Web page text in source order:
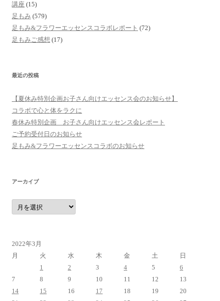
講座 (15)
足もみ (579)
足もみ&フラワーエッセンスコラボレポート (72)
足もみご感想 (17)
最近の投稿
【夏休み特別企画お子さん向けエッセンス会のお知らせ】
コラボで心と体をラクに
春休み特別企画 お子さん向けエッセンス会レポート
ご予約受付日のお知らせ
足もみ&フラワーエッセンスコラボのお知らせ
アーカイブ
ア
ー
カ
2022年3月
月
火 水 木 金 土
日
1
2 3 4 5
6
7
8 9 10 11 12
13
14
15 16 17 18 19
20